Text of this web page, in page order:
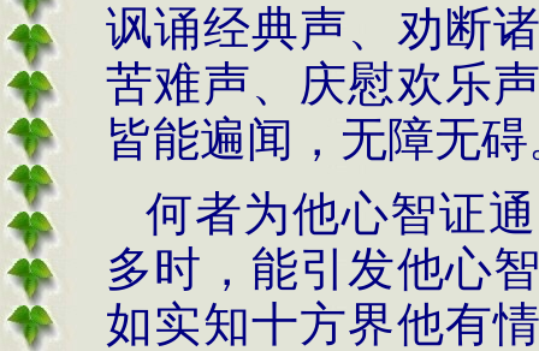
讽诵经典声、劝断
苦难声、庆慰欢乐
皆能遍闻，无障无碍
何者为他心智证
多时，能引发他心
如实知十方界他有